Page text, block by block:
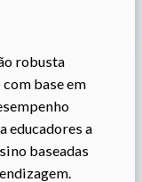
robusta
base em
educadores a
baseadas